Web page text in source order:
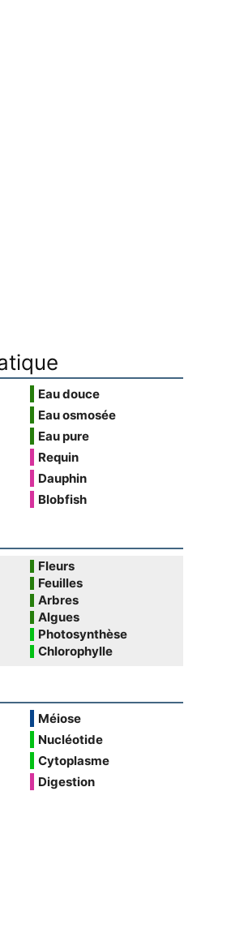
Eau douce
Eau osmosée
Eau pure
Requin
Dauphin
Blobfish
Fleurs
Feuilles
Arbres
Algues
Photosynthèse
Chlorophylle
Méiose
Nucléotide
Cytoplasme
Digestion